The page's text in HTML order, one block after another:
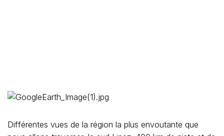
Différentes vues de la région la plus envoutante que